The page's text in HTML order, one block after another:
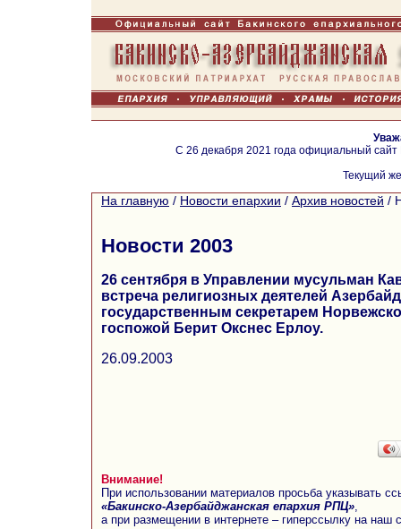
С 26 декабря 2021 года официальный
Текущий
На главную / Новости епархии / Архив новостей /
Новости 2003
26 сентября в Управлении мусульман
встреча религиозных деятелей
государственным секретарем
госпожой Берит Окснес Ерлоу.
26.09.2003
Внимание!
При использовании материалов просьба указывать
«Бакинско-Азербайджанская епархия РПЦ»
а при размещении в интернете – гиперссылку на наш